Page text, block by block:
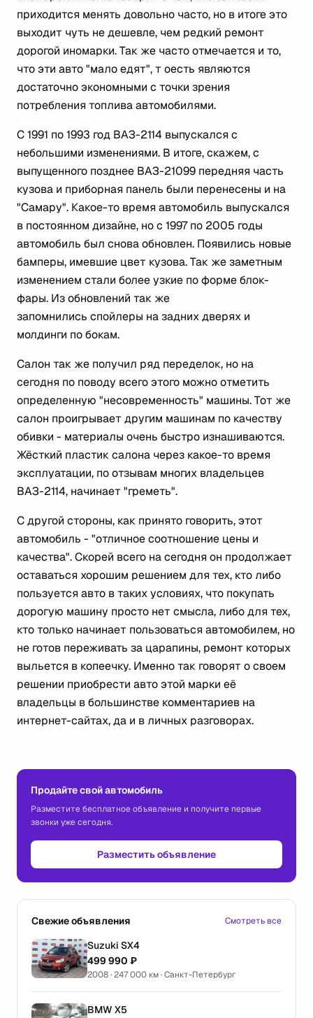
приходится менять довольно часто, но в итоге это
выходит чуть не дешевле, чем редкий ремонт
дорогой иномарки. Так же часто отмечается и то,
что эти авто "мало едят", т оесть являются
достаточно экономными с точки зрения
потребления топлива автомобилями.
С 1991 по 1993 год ВАЗ-2114 выпускался с
небольшими изменениями. В итоге, скажем, с
выпущенного позднее ВАЗ-21099 передняя часть
кузова и приборная панель были перенесены и на
"Самару". Какое-то время автомобиль выпускался
в постоянном дизайне, но с 1997 по 2005 годы
автомобиль был снова обновлен. Появились новые
бамперы, имевшие цвет кузова. Так же заметным
изменением стали более узкие по форме блок-
фары. Из обновлений так же
запомнились спойлеры на задних дверях и
молдинги по бокам.
Салон так же получил ряд переделок, но на
сегодня по поводу всего этого можно отметить
определенную "несовременность" машины. Тот же
салон проигрывает другим машинам по качеству
обивки - материалы очень быстро изнашиваются.
Жёсткий пластик салона через какое-то время
эксплуатации, по отзывам многих владельцев
ВАЗ-2114, начинает "греметь".
С другой стороны, как принято говорить, этот
автомобиль - "отличное соотношение цены и
качества". Скорей всего на сегодня он продолжает
оставаться хорошим решением для тех, кто либо
пользуется авто в таких условиях, что покупать
дорогую машину просто нет смысла, либо для тех,
кто только начинает пользоваться автомобилем, но
не готов переживать за царапины, ремонт которых
выльется в копеечку. Именно так говорят о своем
решении приобрести авто этой марки её
владельцы в большинстве комментариев на
интернет-сайтах, да и в личных разговорах.
Продайте свой автомобиль
Разместите бесплатное объявление и получите первые
звонки уже сегодня.
Разместить объявление
Свежие объявления Смотреть все
Suzuki SX4
499 990 ₽
2008 · 247 000 км · Санкт-Петербург
BMW X5